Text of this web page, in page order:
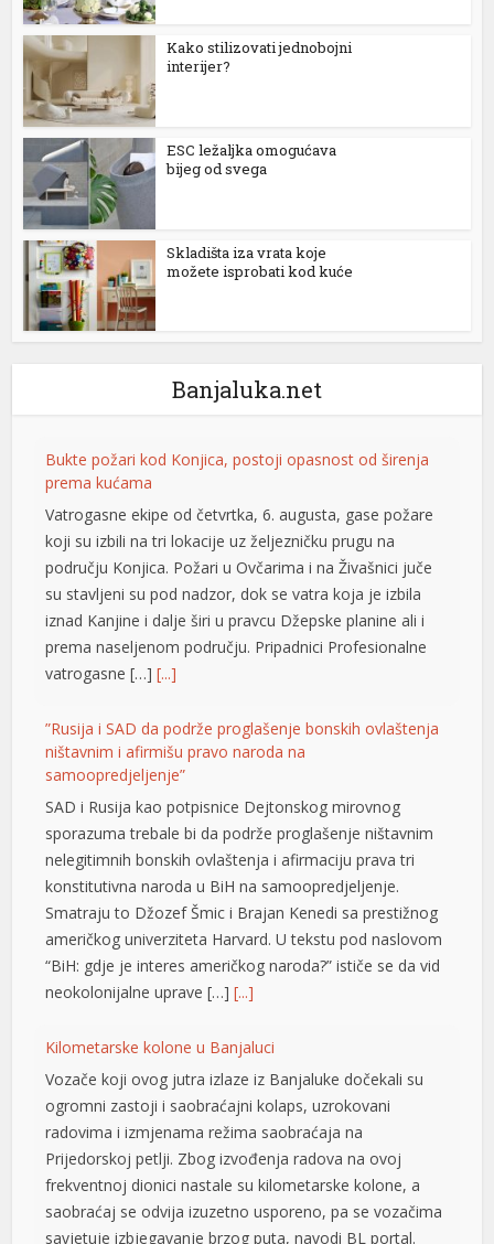
Kako stilizovati jednobojni
interijer?
ESC ležaljka omogućava
bijeg od svega
Skladišta iza vrata koje
možete isprobati kod kuće
Banjaluka.net
Bukte požari kod Konjica, postoji opasnost od širenja
prema kućama
Vatrogasne ekipe od četvrtka, 6. augusta, gase požare
koji su izbili na tri lokacije uz željezničku prugu na
području Konjica. Požari u Ovčarima i na Živašnici juče
su stavljeni su pod nadzor, dok se vatra koja je izbila
iznad Kanjine i dalje širi u pravcu Džepske planine ali i
prema naseljenom području. Pripadnici Profesionalne
vatrogasne […][...]
”Rusija i SAD da podrže proglašenje bonskih ovlaštenja
ništavnim i afirmišu pravo naroda na
samoopredjeljenje”
SAD i Rusija kao potpisnice Dejtonskog mirovnog
sporazuma trebale bi da podrže proglašenje ništavnim
nelegitimnih bonskih ovlaštenja i afirmaciju prava tri
konstitutivna naroda u BiH na samoopredjeljenje.
Smatraju to Džozef Šmic i Brajan Kenedi sa prestižnog
američkog univerziteta Harvard. U tekstu pod naslovom
“BiH: gdje je interes američkog naroda?” ističe se da vid
neokolonijalne uprave […][...]
Kilometarske kolone u Banjaluci
Vozače koji ovog jutra izlaze iz Banjaluke dočekali su
ogromni zastoji i saobraćajni kolaps, uzrokovani
radovima i izmjenama režima saobraćaja na
Prijedorskoj petlji. Zbog izvođenja radova na ovoj
frekventnoj dionici nastale su kilometarske kolone, a
saobraćaj se odvija izuzetno usporeno, pa se vozačima
savjetuje izbjegavanje brzog puta, navodi BL portal.